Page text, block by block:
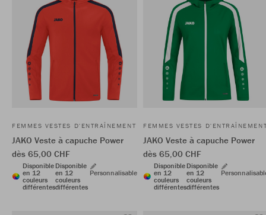
FEMMES VESTES D'ENTRAÎNEMENT
JAKO Veste à capuche Power
dès 65,00 CHF
Disponible
en 12
couleurs
différentes
Disponible
en 12
couleurs
différentes
Personnalisable
FEMMES VESTES
JAKO Veste à capuche Power
dès 65,00 CHF
Disponible
en 12
couleurs
différentes
Disponible
en 12
couleurs
différentes